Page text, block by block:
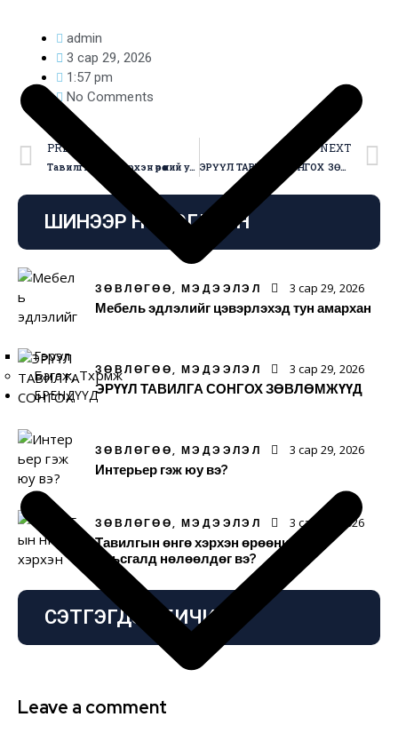
Гэрэл
Багаж, Төхөөрөмж
БРЕНДҮҮД
admin
3 сар 29, 2026
1:57 pm
No Comments
PREVIOUS
Тавилгын өнгө хэрхэн өрөөний уур амьсгалд нөлөөлдөг вэ?
NEXT
ЭРҮҮЛ ТАВИЛГА СОНГОХ ЗӨВЛӨМЖҮҮД
ШИНЭЭР НЭМЭГДСЭН
ЗӨВЛӨГӨӨ, МЭДЭЭЛЭЛ 3 сар 29, 2026
Мебель эдлэлийг цэвэрлэхэд тун амархан
ЗӨВЛӨГӨӨ, МЭДЭЭЛЭЛ 3 сар 29, 2026
ЭРҮҮЛ ТАВИЛГА СОНГОХ ЗӨВЛӨМЖҮҮД
ЗӨВЛӨГӨӨ, МЭДЭЭЛЭЛ 3 сар 29, 2026
Интерьер гэж юу вэ?
ЗӨВЛӨГӨӨ, МЭДЭЭЛЭЛ 3 сар 29, 2026
Тавилгын өнгө хэрхэн өрөөний уур
амьсгалд нөлөөлдөг вэ?
СЭТГЭГДЭЛ БИЧИХ
Leave a comment